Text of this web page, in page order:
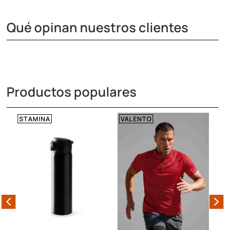
Qué opinan nuestros clientes
Productos populares
VALENTO JHK